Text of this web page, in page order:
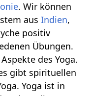
. Wir können
ausIndien,
positiv
Übungen.
des Yoga.
gibt spirituellen
Yoga ist in